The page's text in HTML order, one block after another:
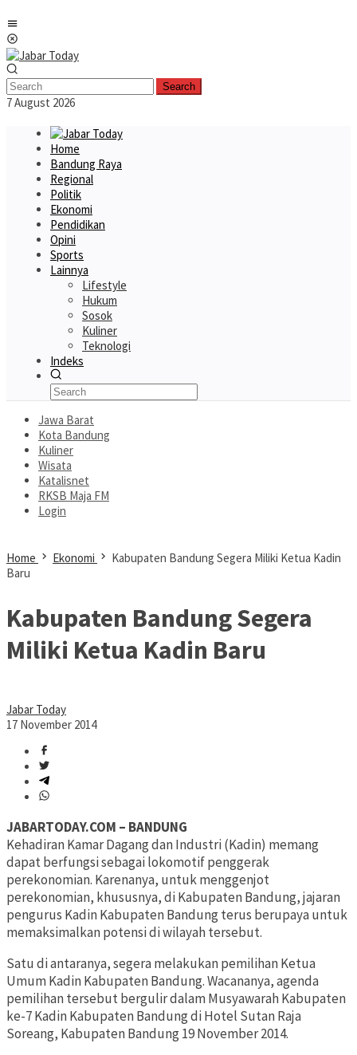
to
content
Search
7 August 2026
Home
Bandung Raya
Regional
Politik
Ekonomi
Pendidikan
Opini
Sports
Lainnya
Lifestyle
Hukum
Sosok
Kuliner
Teknologi
Indeks
Jawa Barat
Kota Bandung
Kuliner
Wisata
Katalisnet
RKSB Maja FM
Login
Home Ekonomi
Kabupaten Bandung Segera Miliki Ketua Kadin
Baru
Kabupaten Bandung Segera
Miliki Ketua Kadin Baru
Jabar Today
17 November 2014
JABARTODAY.COM – BANDUNG
Kehadiran Kamar Dagang dan Industri (Kadin) memang
dapat berfungsi sebagai lokomotif penggerak
perekonomian. Karenanya, untuk menggenjot
perekonomian, khususnya, di Kabupaten Bandung, jajaran
pengurus Kadin Kabupaten Bandung terus berupaya untuk
memaksimalkan potensi di wilayah tersebut.
Satu di antaranya, segera melakukan pemilihan Ketua
Umum Kadin Kabupaten Bandung. Wacananya, agenda
pemilihan tersebut bergulir dalam Musyawarah Kabupaten
ke-7 Kadin Kabupaten Bandung di Hotel Sutan Raja
Soreang, Kabupaten Bandung 19 November 2014.